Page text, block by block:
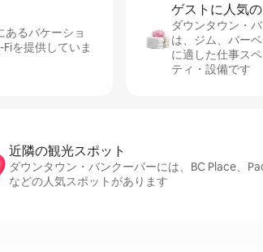
あるバケーショ
を提供していま
ゲストに人⁠気⁠
ダウンタウン・
は、ジム、バー
に適した仕事ス
ティ・設備です
近隣の観光ス⁠ポ⁠ッ⁠ト
ダウンタウン・バンクーバーには、BC Place、
などの人気スポットがあります